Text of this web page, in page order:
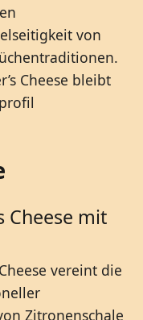
von
Cheese bleibt
Cheese mit
vereint die
Zitronenschale